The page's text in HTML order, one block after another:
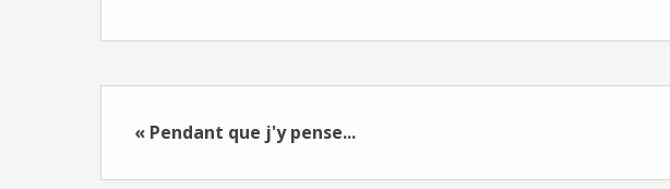
« Pendant que j'y pense...